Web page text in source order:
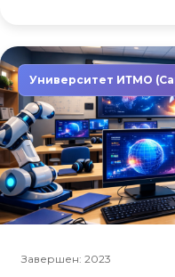
Университет ИТМО
Завершен: 2023